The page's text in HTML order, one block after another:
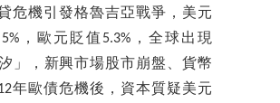
危機引發格魯吉亞戰爭，美元
，歐元貶值5.3%，全球出現
」，新興市場股市崩盤、貨幣
年歐債危機後，資本質疑美元